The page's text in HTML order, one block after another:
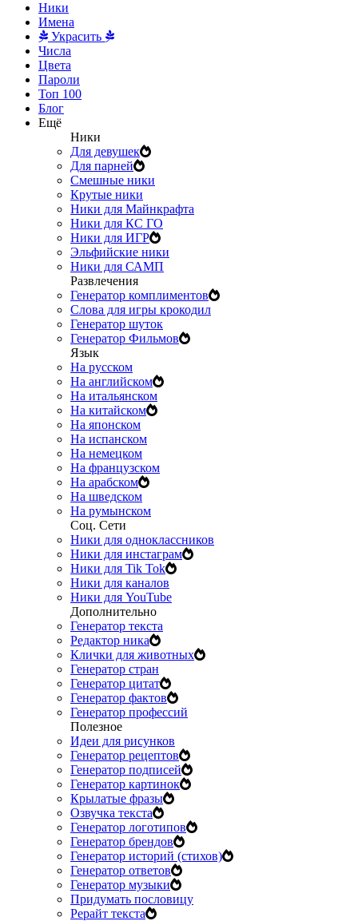
Ники
Имена
Украсить
Числа
Цвета
Пароли
Топ 100
Блог
Ещё
Ники
Для девушек
Для парней
Смешные ники
Крутые ники
Ники для Майнкрафта
Ники для КС ГО
Ники для ИГР
Эльфийские ники
Ники для САМП
Развлечения
Генератор комплиментов
Слова для игры крокодил
Генератор шуток
Генератор Фильмов
Язык
На русском
На английском
На итальянском
На китайском
На японском
На испанском
На немецком
На французском
На арабском
На шведском
На румынском
Соц. Сети
Ники для одноклассников
Ники для инстаграм
Ники для Tik Tok
Ники для каналов
Ники для YouTube
Дополнительно
Генератор текста
Редактор ника
Клички для животных
Генератор стран
Генератор цитат
Генератор фактов
Генератор профессий
Полезное
Идеи для рисунков
Генератор рецептов
Генератор подписей
Генератор картинок
Крылатые фразы
Озвучка текста
Генератор логотипов
Генератор брендов
Генератор историй (стихов)
Генератор ответов
Генератор музыки
Придумать пословицу
Рерайт текста